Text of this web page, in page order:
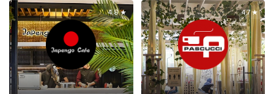
4,8 ★ 4,7 ★